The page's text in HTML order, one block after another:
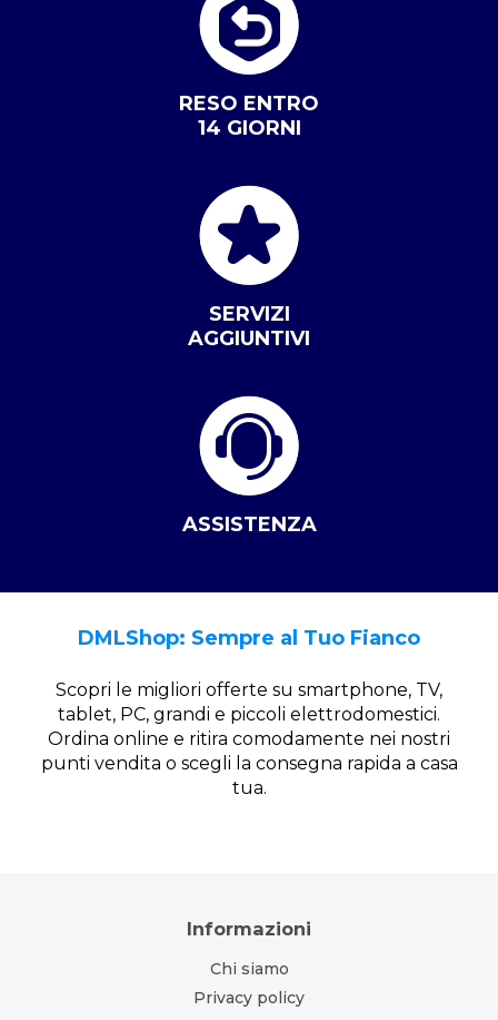
RESO ENTRO
14 GIORNI
SERVIZI
AGGIUNTIVI
ASSISTENZA
DMLShop: Sempre al Tuo Fianco
Scopri le migliori offerte su smartphone, TV,
tablet, PC, grandi e piccoli elettrodomestici.
Ordina online e ritira comodamente nei nostri
punti vendita o scegli la consegna rapida a casa
tua.
Informazioni
Chi siamo
Privacy policy